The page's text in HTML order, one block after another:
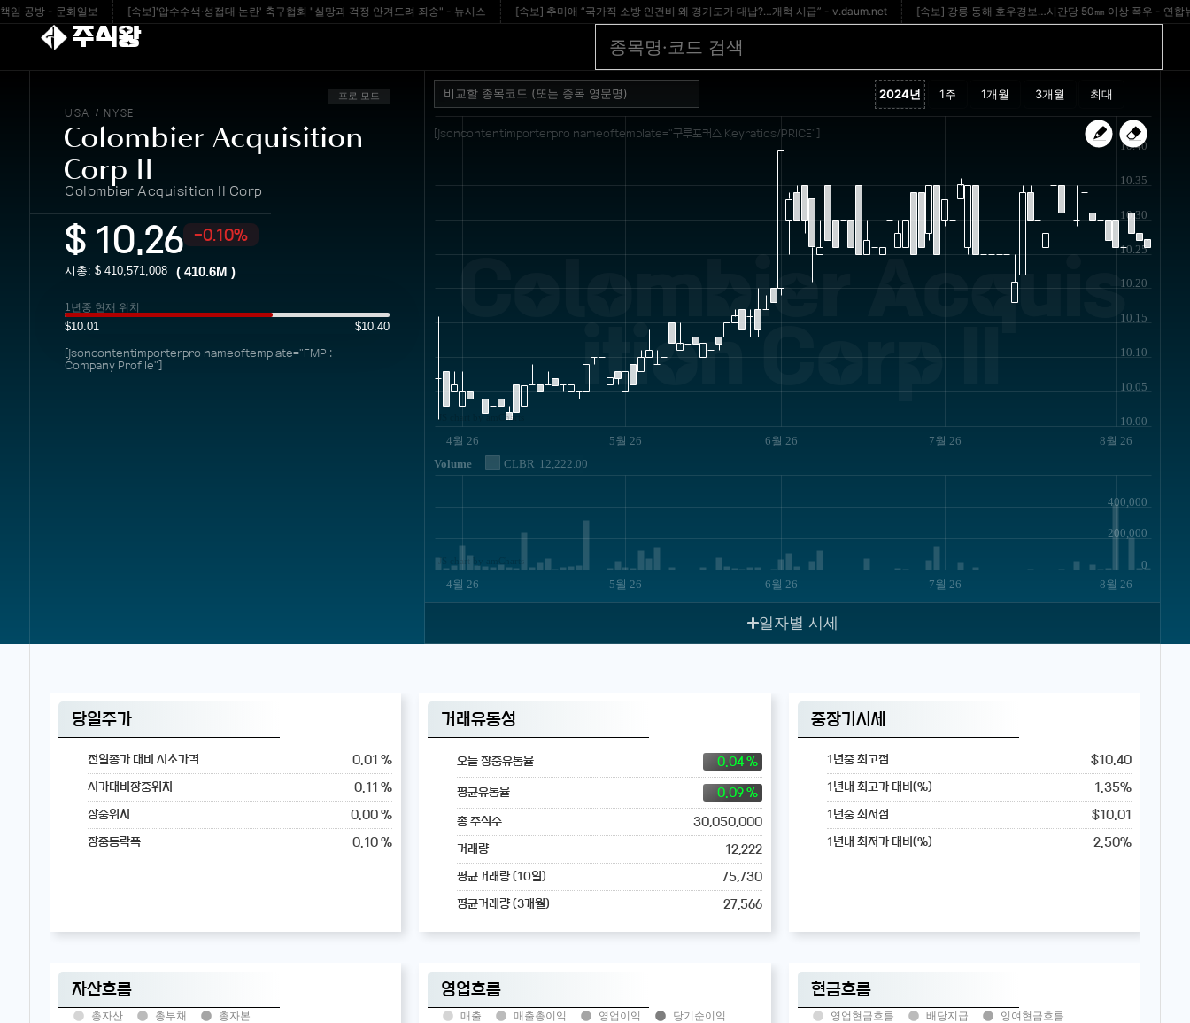
방 - 문화일보 [속보]'압수수색·성접대 논란' 축구협회 "실망과 걱정 안겨드려 죄송" - 뉴시스 [속보] 추미애 “국가직 소방 인건비 왜 경기도가 대납?…개혁 시급” - v.daum.net [속보] 강릉·동해 호우경보…시간당 50㎜ 이상 폭우 - 연합뉴스
주식왕
프로 모드
USA / NYSE
Colombier Acquisition
Corp II
Colombier Acquisition II Corp
$ 10.26 -0.10%
시총: $ 410,571,008 ( 410.6M )
1년중 현재 위치
$10.01 $10.40
[jsoncontentimporterpro nameoftemplate="FMP :
Company Profile"]
Colombier Acquis
ition Corp II
[jsoncontentimporterpro nameoftemplate="구루포커스 Keyratios/PRICE"]
4월 26 5월 26 6월 26 7월 26 8월 26
10.00
10.05
10.10
10.15
10.20
10.25
10.30
10.35
10.40
JS chart by amCharts
Volume CLBR 12,222.00
4월 26 5월 26 6월 26 7월 26 8월 26
0
200,000
400,000
JS chart by amCharts
일자별 시세
당일주가
전일종가 대비 시초가격 0.01 %
시가대비장중위치 -0.11 %
장중위치 0.00 %
장중등락폭 0.10 %
거래유동성
오늘 장중유통율 0.04 %
평균유통율 0.09 %
총 주식수 30,050,000
거래량 12,222
평균거래량 (10일) 75,730
평균거래량 (3개월) 27,566
중장기시세
1년중 최고점 $10.40
1년내 최고가 대비(%) -1.35%
1년중 최저점 $10.01
1년내 최저가 대비(%) 2.50%
자산흐름
총자산 총부채 총자본
영업흐름
매출 매출총이익 영업이익 당기순이익
현금흐름
영업현금흐름 배당지급 잉여현금흐름